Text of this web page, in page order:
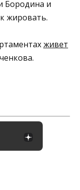
Бородина и
жировать.
живет